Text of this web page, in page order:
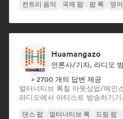
컨트리 음악
국제 팝 팝 록 영
Huamangazo
언론사/기자, 라디오
> 2700 개의 답변 제공
얼터너티브 록칠 아웃상업/메인
라디오에서 아티스트 방송하기기
댄스 팝 얼터너티브 록 드림 팝